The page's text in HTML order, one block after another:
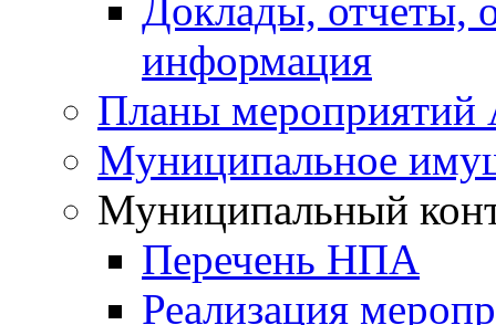
Доклады, отчеты,
информация
Планы мероприятий
Муниципальное
Муниципальный
Перечень НПА
Реализация